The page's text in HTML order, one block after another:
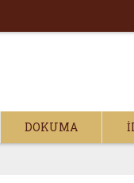
DOKUMA